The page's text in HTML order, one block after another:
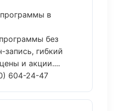
в
без
запись, гибкий
и акции....
604-24-47